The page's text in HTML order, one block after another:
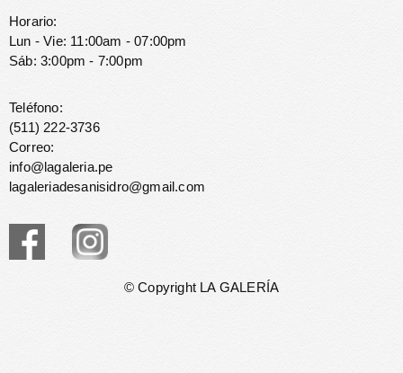
Horario:
Lun - Vie: 11:00am - 07:00pm
Sáb: 3:00pm - 7:00pm
Teléfono:
(511) 222-3736
Correo:
info@lagaleria.pe
lagaleriadesanisidro@gmail.com
© Copyright LA GALERÍA